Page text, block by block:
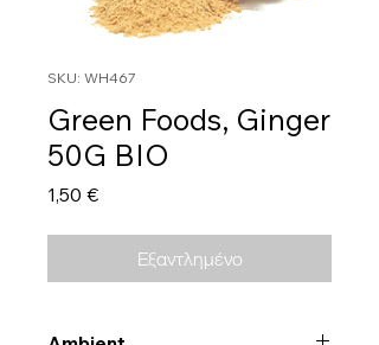
SKU: WH467
Green Foods, Ginger
50G BIO
1,50 €Τιμή
Εξαντλημένο